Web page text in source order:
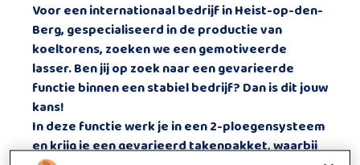
Voor een internationaal bedrijf in Heist-op-den-
Berg, gespecialiseerd in de productie van
koeltorens, zoeken we een gemotiveerde
lasser. Ben jij op zoek naar een gevarieerde
functie binnen een stabiel bedrijf? Dan is dit jouw
kans!
In deze functie werk je in een2-ploegensysteem
en krijg je een gevarieerd takenpakket, waarbij